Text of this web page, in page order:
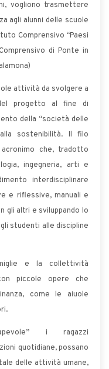
vogliono trasmettere
agli alunni delle scuole
Comprensivo “Paesi
di Ponte in
attività da svolgere a
progetto al fine di
della “società delle
sostenibilità. Il filo
che, tradotto
ingegneria, arti e
interdisciplinare
e riflessive, manuali e
gli altri e sviluppando lo
studenti alle discipline
e la collettività
piccole opere che
come le aiuole
i ragazzi
quotidiane, possano
delle attività umane,